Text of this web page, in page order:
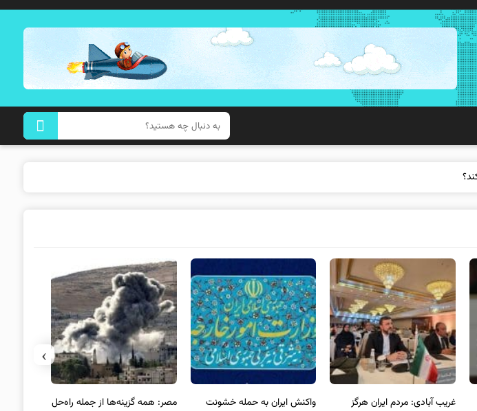
غریب آبادی: مردم ایران هرگز
واکنش ایران به حمله خشونت
مصر: همه گزینه‌ها از جمله راه‌حل
›